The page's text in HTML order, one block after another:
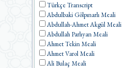
Türkçe Transcript
Abdulbaki Gölpınarlı Meali
Abdullah-Ahmet Akgül Meali
Abdullah Parlıyan Meali
Ahmet Tekin Meali
Ahmet Varol Meali
Ali Bulaç Meali